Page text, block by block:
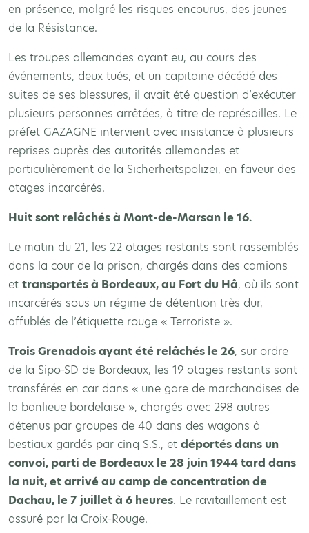
en présence, malgré les risques encourus, des jeunes
de la Résistance.
Les troupes allemandes ayant eu, au cours des
événements, deux tués, et un capitaine décédé des
suites de ses blessures, il avait été question d’exécuter
plusieurs personnes arrêtées, à titre de représailles. Le
préfet GAZAGNE intervient avec insistance à plusieurs
reprises auprès des autorités allemandes et
particulièrement de la Sicherheitspolizei, en faveur des
otages incarcérés.
Huit sont relâchés à Mont-de-Marsan le 16.
Le matin du 21, les 22 otages restants sont rassemblés
dans la cour de la prison, chargés dans des camions
et transportés à Bordeaux, au Fort du Hâ, où ils sont
incarcérés sous un régime de détention très dur,
affublés de l’étiquette rouge « Terroriste ».
Trois Grenadois ayant été relâchés le 26, sur ordre
de la Sipo-SD de Bordeaux, les 19 otages restants sont
transférés en car dans « une gare de marchandises de
la banlieue bordelaise », chargés avec 298 autres
détenus par groupes de 40 dans des wagons à
bestiaux gardés par cinq S.S., et déportés dans un
convoi, parti de Bordeaux le 28 juin 1944 tard dans
la nuit, et arrivé au camp de concentration de
Dachau, le 7 juillet à 6 heures. Le ravitaillement est
assuré par la Croix-Rouge.